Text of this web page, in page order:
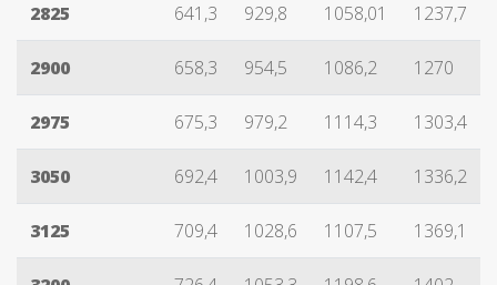
2825 641,3 929,8 1058,01 1237,7
2900 658,3 954,5 1086,2 1270
2975 675,3 979,2 1114,3 1303,4
3050 692,4 1003,9 1142,4 1336,2
3125 709,4 1028,6 1107,5 1369,1